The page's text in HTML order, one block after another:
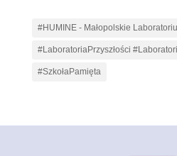
#HUMINE - Małopolskie
#LaboratoriaPrzyszłości
#SzkołaPamięta